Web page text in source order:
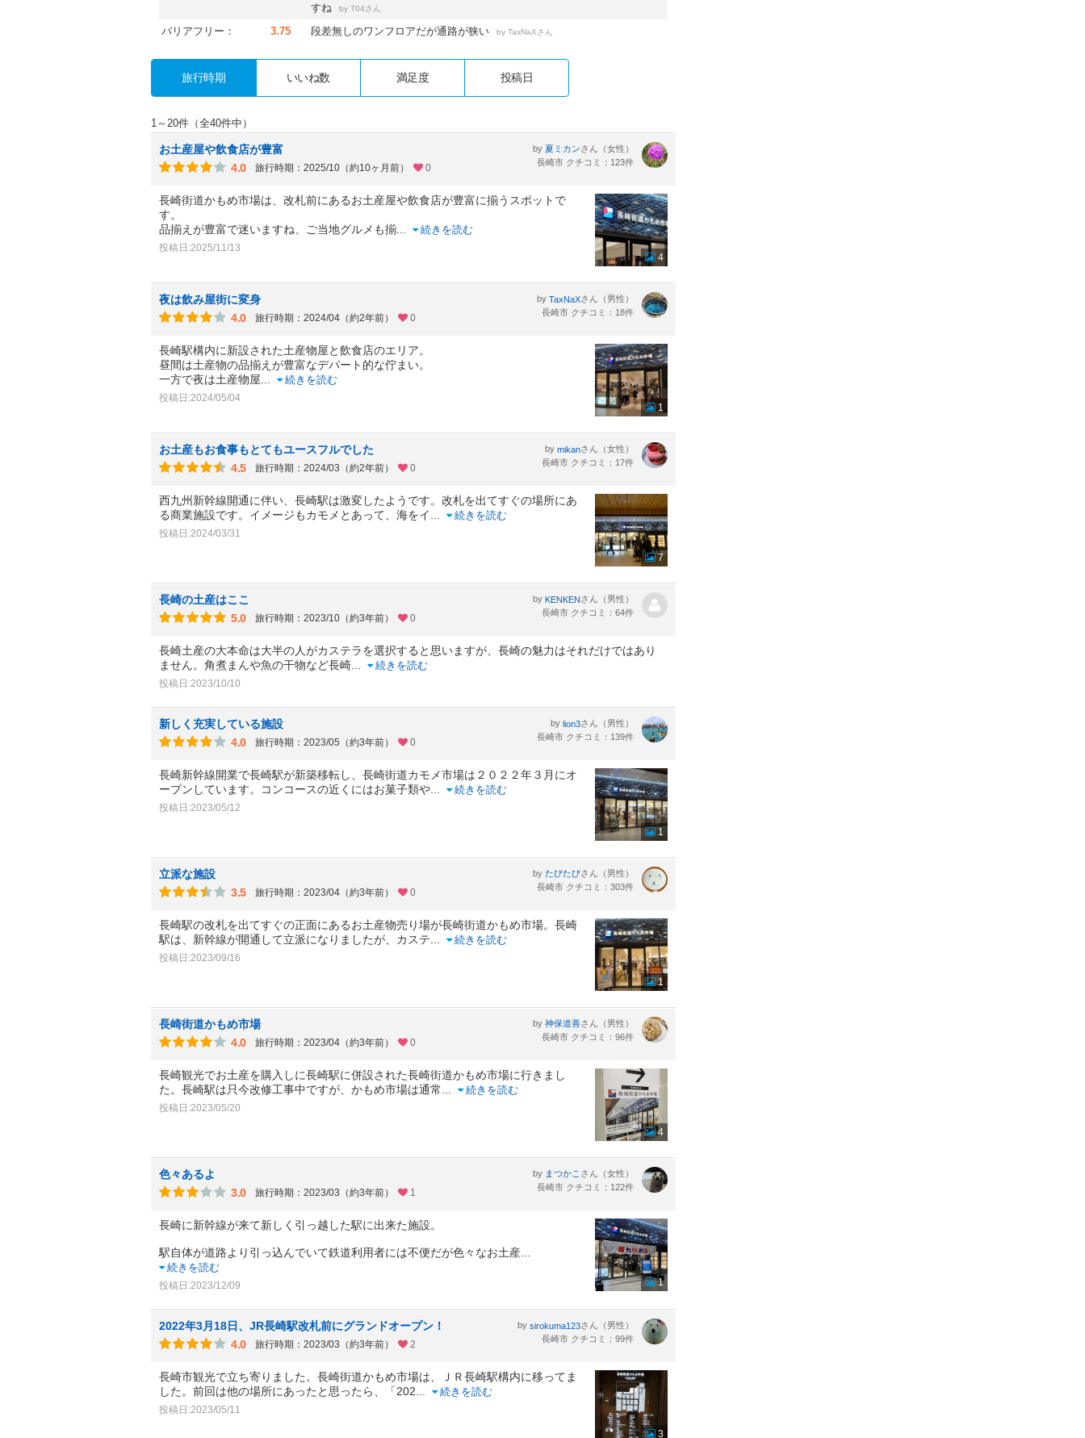
すね
by T04さん
バリアフリー： 3.75 段差無しのワンフロアだが通路が狭い by TaxNaXさん
旅行時期 いいね数 満足度 投稿日
1～20件（全40件中）
お土産屋や飲食店が豊富
4.0
旅行時期：2025/10（約10ヶ月前） 0
by 夏ミカンさん（女性）
長崎市 クチコミ：123件
長崎街道かもめ市場は、改札前にあるお土産屋や飲食店が豊富に揃うスポットで
す。
品揃えが豊富で迷いますね、ご当地グルメも揃
続きを読む
投稿日:2025/11/13
4
夜は飲み屋街に変身
4.0
旅行時期：2024/04（約2年前） 0
by TaxNaXさん（男性）
長崎市 クチコミ：18件
長崎駅構内に新設された土産物屋と飲食店のエリア。
昼間は土産物の品揃えが豊富なデパート的な佇まい。
一方で夜は土産物屋
続きを読む
投稿日:2024/05/04
1
お土産もお食事もとてもユースフルでした
4.5
旅行時期：2024/03（約2年前） 0
by mikanさん（女性）
長崎市 クチコミ：17件
西九州新幹線開通に伴い、長崎駅は激変したようです。改札を出てすぐの場所にあ
る商業施設です。イメージもカモメとあって、海をイ
続きを読む
投稿日:2024/03/31
7
長崎の土産はここ
5.0
旅行時期：2023/10（約3年前） 0
by KENKENさん（男性）
長崎市 クチコミ：64件
長崎土産の大本命は大半の人がカステラを選択すると思いますが、長崎の魅力はそれだけではあり
ません。角煮まんや魚の干物など長崎
続きを読む
投稿日:2023/10/10
新しく充実している施設
4.0
旅行時期：2023/05（約3年前） 0
by lion3さん（男性）
長崎市 クチコミ：139件
長崎新幹線開業で長崎駅が新築移転し、長崎街道カモメ市場は２０２２年３月にオ
ープンしています。コンコースの近くにはお菓子類や
続きを読む
投稿日:2023/05/12
1
立派な施設
3.5
旅行時期：2023/04（約3年前） 0
by たびたびさん（男性）
長崎市 クチコミ：303件
長崎駅の改札を出てすぐの正面にあるお土産物売り場が長崎街道かもめ市場。長崎
駅は、新幹線が開通して立派になりましたが、カステ
続きを読む
投稿日:2023/09/16
1
長崎街道かもめ市場
4.0
旅行時期：2023/04（約3年前） 0
by 神保道善さん（男性）
長崎市 クチコミ：96件
長崎観光でお土産を購入しに長崎駅に併設された長崎街道かもめ市場に行きまし
た。長崎駅は只今改修工事中ですが、かもめ市場は通常
続きを読む
投稿日:2023/05/20
4
色々あるよ
3.0
旅行時期：2023/03（約3年前） 1
by まつかこ さん（女性）
長崎市 クチコミ：122件
長崎に新幹線が来て新しく引っ越した駅に出来た施設。
駅自体が道路より引っ込んでいて鉄道利用者には不便だが色々なお土産
続きを読む
投稿日:2023/12/09 1
2022年3月18日、JR長崎駅改札前にグランドオープン！
4.0
旅行時期：2023/03（約3年前） 2
by sirokuma123さん（男性）
長崎市 クチコミ：99件
長崎市観光で立ち寄りました。長崎街道かもめ市場は、ＪＲ長崎駅構内に移ってま
した。前回は他の場所にあったと思ったら、「202
続きを読む
投稿日:2023/05/11
3